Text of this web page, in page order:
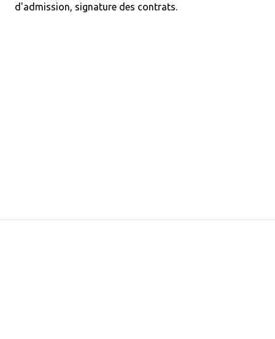
d'admission, signature des contrats.